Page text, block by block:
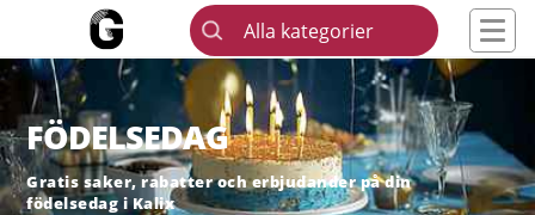
Alla kategorier
FÖDELSEDAG
Gratis saker, rabatter och erbjudander på din
födelsedag i Kalix